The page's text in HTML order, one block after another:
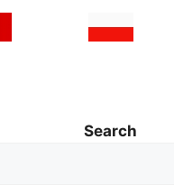
Search